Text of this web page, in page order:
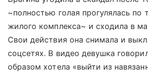
~полностью голая прогулялась по
жилого комплекса~ и сходила в
Свои действия она снимала и
соцсетях. В видео девушка
образом хотела «выйти из